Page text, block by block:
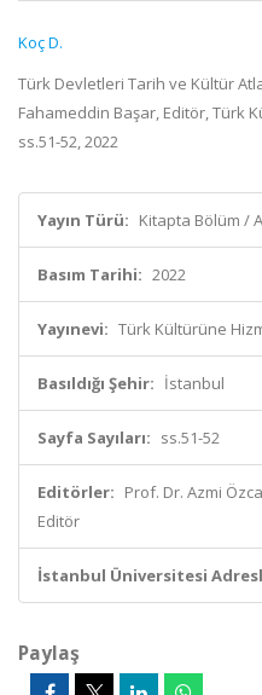
Koç D.
Türk Devletleri Tarih ve Kültür
Fahameddin Başar, Editör, Türk
ss.51-52, 2022
Yayın Türü: Kitapta Bölüm /
Basım Tarihi: 2022
Yayınevi: Türk Kültürüne
Basıldığı Şehir: İstanbul
Sayfa Sayıları: ss.51-52
Editörler: Prof. Dr. Azmi
Editör
İstanbul Üniversitesi
Paylaş